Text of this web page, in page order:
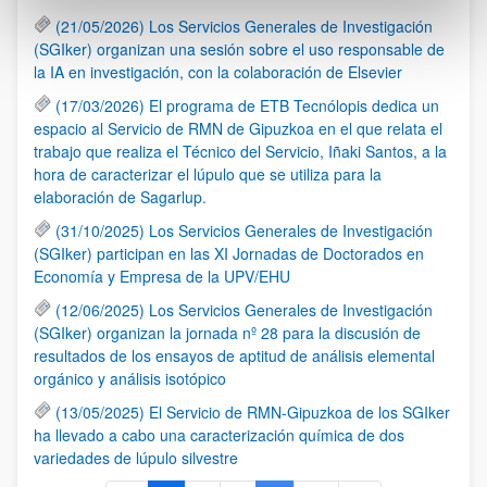
(21/05/2026) Los Servicios Generales de Investigación
(SGIker) organizan una sesión sobre el uso responsable de
la IA en investigación, con la colaboración de Elsevier
(17/03/2026) El programa de ETB Tecnólopis dedica un
espacio al Servicio de RMN de Gipuzkoa en el que relata el
trabajo que realiza el Técnico del Servicio, Iñaki Santos, a la
hora de caracterizar el lúpulo que se utiliza para la
elaboración de Sagarlup.
(31/10/2025) Los Servicios Generales de Investigación
(SGIker) participan en las XI Jornadas de Doctorados en
Economía y Empresa de la UPV/EHU
(12/06/2025) Los Servicios Generales de Investigación
(SGIker) organizan la jornada nº 28 para la discusión de
resultados de los ensayos de aptitud de análisis elemental
orgánico y análisis isotópico
(13/05/2025) El Servicio de RMN-Gipuzkoa de los SGIker
ha llevado a cabo una caracterización química de dos
variedades de lúpulo silvestre